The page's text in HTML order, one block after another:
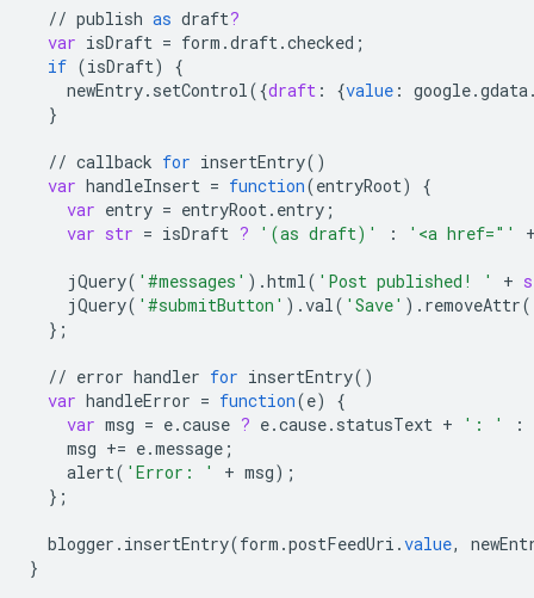
// publish as draft?
var isDraft = form .draft.checked ;
if (isDraft)
{
newEntry. setControl({draft : {value : google.gdata
}
// callback for insertEntry()
var handleInsert = function(entryRoot)
{
var entry = entryRoot. entry ;
var str = isDraft ? '(as draft)' : '<a href="'
jQuery( '#messages' ).html( 'Post published! ' +
jQuery( '#submitButton' ).val( 'Save' ). removeAttr(
} ;
// error handler for insertEntry()
var handleError = function(e)
{
var msg = e.cause ? e.cause. statusText + ': '
:
msg += e.message ;
alert( 'Error: ' + msg);
} ;
blogger . insertEntry(form .postFeedUri .value,
}